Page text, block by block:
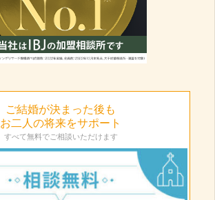
ご結婚が決まった後も
お二人の将来をサポート
すべて無料でご相談いただけます